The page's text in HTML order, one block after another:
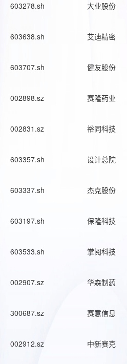
603278.sh 大业股份
603638.sh 艾迪精密
603707.sh 健友股份
002898.sz 赛隆药业
002831.sz 裕同科技
603357.sh 设计总院
603337.sh 杰克股份
603197.sh 保隆科技
603533.sh 掌阅科技
002907.sz 华森制药
300687.sz 赛意信息
002912.sz 中新赛克